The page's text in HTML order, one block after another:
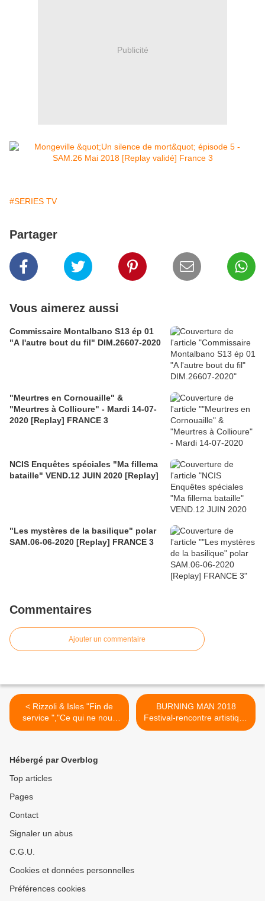
Publicité
#SERIES TV
Partager
Vous aimerez aussi
Commissaire Montalbano S13 ép 01
"A l'autre bout du fil" DIM.26607-2020
"Meurtres en Cornouaille" &
"Meurtres à Collioure" - Mardi 14-07-
2020 [Replay] FRANCE 3
NCIS Enquêtes spéciales "Ma fillema
bataille" VEND.12 JUIN 2020 [Replay]
"Les mystères de la basilique" polar
SAM.06-06-2020 [Replay] FRANCE 3
Commentaires
Ajouter un commentaire
< Rizzoli & Isles "Fin de
service ","Ce qui ne nous
tue pas"et"Assassinat
BURNING MAN 2018
Festival-rencontre artistique
dans le désert du Nevada >
Hébergé par Overblog
Top articles
Pages
Contact
Signaler un abus
C.G.U.
Cookies et données personnelles
Préférences cookies